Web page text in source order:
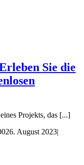
Sie die
Projekts, das [...]
26. August 2023|